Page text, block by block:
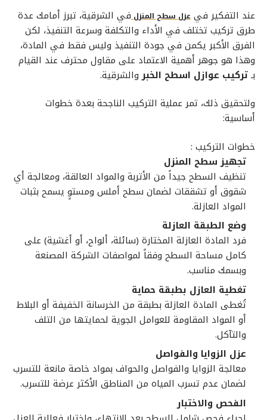
عند التفكير في عزل سطح المنزلفي الشرقية، تبرز أمامك عدة
طرق تركيب تختلف في الأداء والتكلفة وسرعة التنفيذ، لكن
الفرق الأكبر يكمن في جودة التنفيذ وليس فقط في المادة،
وهذا هو جوهر أهمية الاعتماد على مقاول محترف عند القيام
بـتركيب عوازل اسطح الخبروالشرقية.
ولتحقيق ذلك، تمر عملية التركيب الناجحة بعدة خطوات
أساسية:
خطوات التركيب :
تجهيز سطح المنزل
تنظيف السطح جيداً من الأتربة والمواد العالقة، ومعالجة أي
شقوق أو تشققات لضمان سطح أملس ومستوٍ يسمح بثبات
المواد العازلة.
وضع الطبقة العازلة
فرد المادة العازلة المختارة (سائلة، ألواح، أو أغشية) على
كامل مساحة السطح وفقاً لمواصفات الشركة المصنعة
وبسمك مناسب.
تغطية العازل بطبقة حماية
تُغطى المادة العازلة بطبقة من الخرسانة الخفيفة أو البلاط
أو المواد المقاومة للعوامل الجوية لحمايتها من التلف
والتآكل.
عزل الزوايا والفواصل
معالجة الزوايا والفواصل والحواف بمواد خاصة مانعة للتسرب
لضمان عدم تسرب المياه من المناطق الأكثر عرضة للتسرب.
الفحص والاختبار